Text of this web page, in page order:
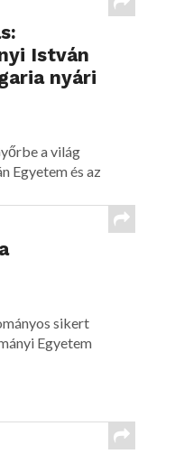
István
nyári
a világ
Egyetem és az
sikert
Egyetem